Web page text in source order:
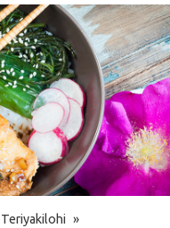
Teriyakilohi